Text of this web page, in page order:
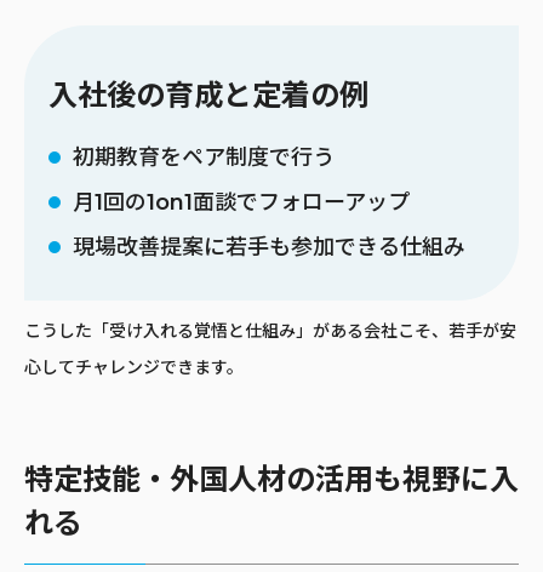
入社後の育成と定着の例
初期教育をペア制度で行う
月1回の1on1面談でフォローアップ
現場改善提案に若手も参加できる仕組み
こうした「受け入れる覚悟と仕組み」がある会社こそ、若手が安
心してチャレンジできます。
特定技能・外国人材の活用も視野に入
れる